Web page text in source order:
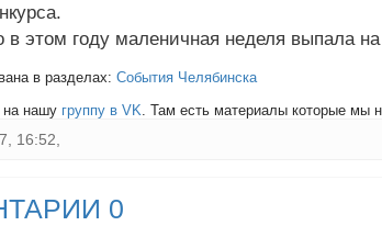
в этом году маленичная неделя выпала
в разделах: События Челябинска
на нашу группу в VK . Там есть материалы которые мы
16:52,
0